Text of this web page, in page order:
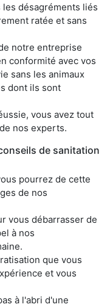
les désagréments liés
ratée et sans
notre entreprise
conformité avec vos
sans les animaux
dont ils sont
vous avez tout
nos experts.
de sanitation
pourrez de cette
de nos
vous débarrasser de
à nos
que vous
et vous
à l'abri d'une